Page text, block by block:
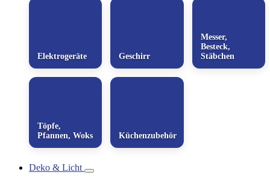
Elektrogeräte Geschirr
Messer,
Besteck,
Stäbchen
Töpfe,
Pfannen, Woks
Küchenzubehör
Deko & Licht